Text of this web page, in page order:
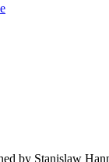
by Stanislaw